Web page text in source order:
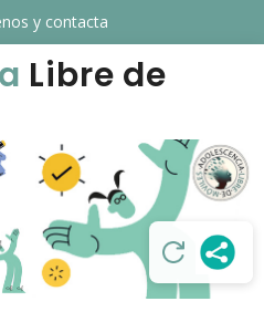
y contacta
Libre de